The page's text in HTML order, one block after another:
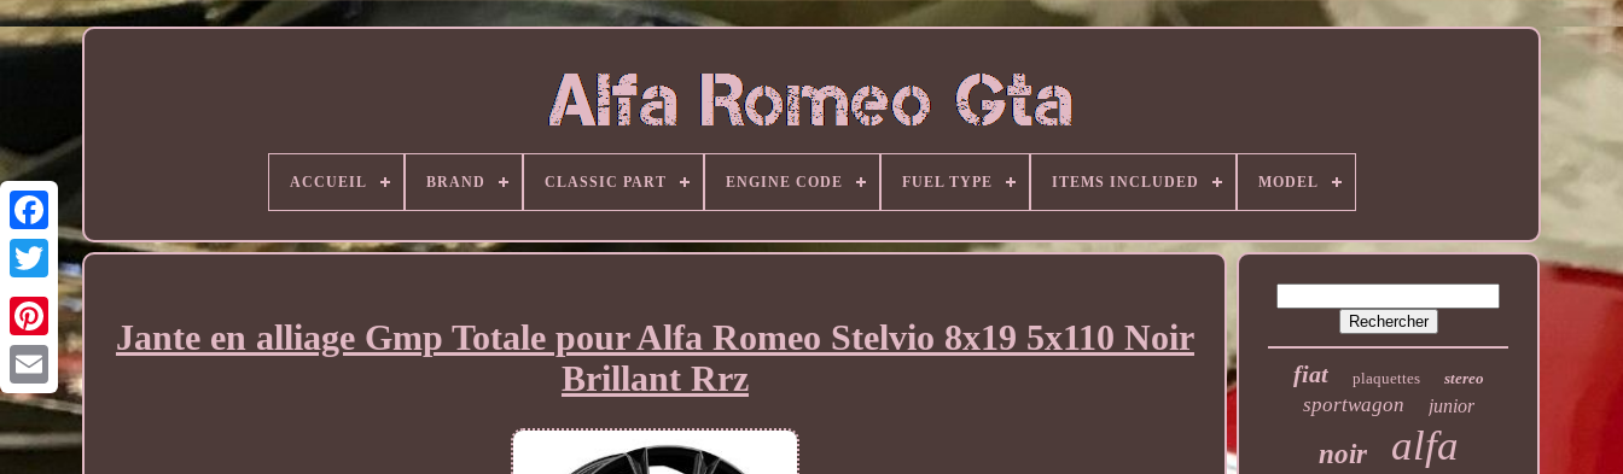
ACCUEIL BRAND CLASSIC PART ENGINE CODE FUEL TYPE ITEMS INCLUDED MODEL
Jante en alliage Gmp Totale pour Alfa Romeo Stelvio 8x19 5x110 Noir
Brillant Rrz
fiat plaquettes stereo
sportwagon junior
noir alfa